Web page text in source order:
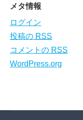
メタ情報
ログイン
投稿の RSS
コメントの RSS
WordPress.org